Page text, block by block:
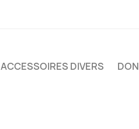
ACCESSOIRES DIVERS DON